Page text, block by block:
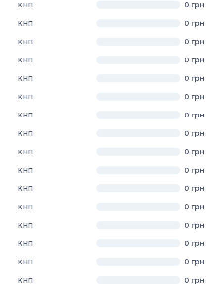
КНП 0 грн
КНП 0 грн
КНП 0 грн
КНП 0 грн
КНП 0 грн
КНП 0 грн
КНП 0 грн
КНП 0 грн
КНП 0 грн
КНП 0 грн
КНП 0 грн
КНП 0 грн
КНП 0 грн
КНП 0 грн
КНП 0 грн
КНП 0 грн